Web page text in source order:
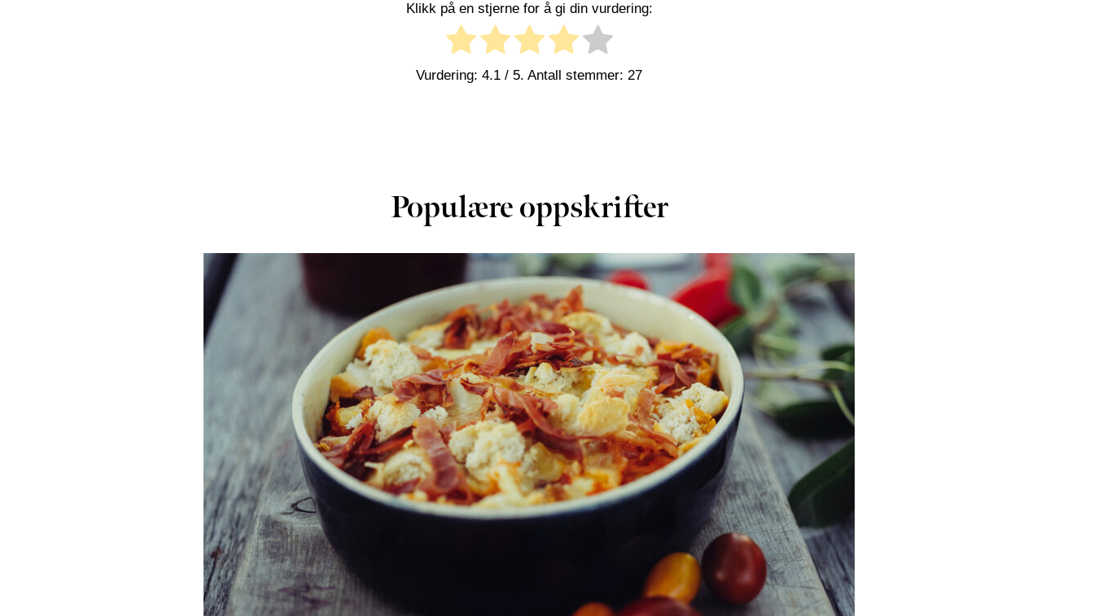
Klikk på en stjerne for å gi din vurdering:
Vurdering: 4.1 / 5. Antall stemmer: 27
Populære oppskrifter